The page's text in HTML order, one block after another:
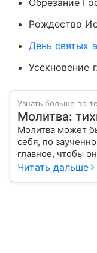
Обрезание
Рождество
День святых
Усекновение
Узнать больше по
Молитва:
Молитва может
себя, по
главное, чтобы
значении молитв
Читать дальше